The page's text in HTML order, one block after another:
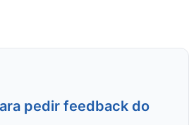
pedir feedback do